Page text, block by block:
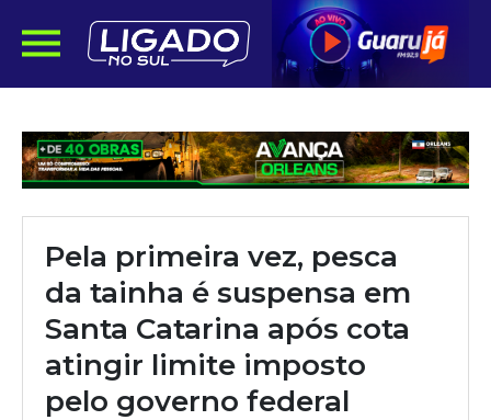
Pela primeira vez, pesca
da tainha é suspensa em
Santa Catarina após cota
atingir limite imposto
pelo governo federal